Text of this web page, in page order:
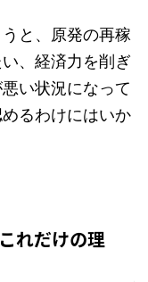
と、原発の再稼
、経済力を削ぎ
い状況になって
るわけにはいか
れだけの理